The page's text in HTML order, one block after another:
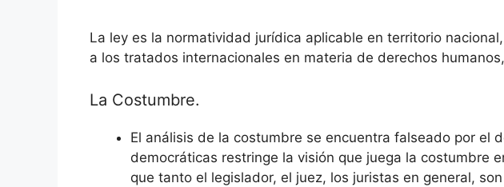
La ley es la normatividad jurídica aplicable en territorio
a los tratados internacionales en materia de derechos
La Costumbre.
El análisis de la costumbre se encuentra falseado por el
democráticas restringe la visión que juega la costumbre
que tanto el legislador, el juez, los juristas en general,